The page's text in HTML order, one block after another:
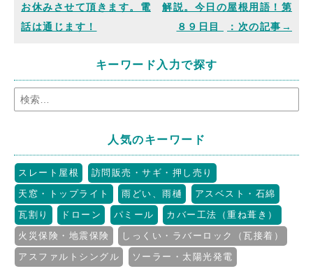
お休みさせて頂きます。電
話は通じます！
解説。今日の屋根用語！第
８９日目
キーワード入力で探す
人気のキーワード
スレート屋根
訪問販売・サギ・押し売り
天窓・トップライト
雨どい、雨樋
アスベスト・石綿
瓦割り
ドローン パミール
カバー工法（重ね葺き）
火災保険・地震保険
しっくい・ラバーロック（瓦接着）
アスファルトシングル
ソーラー・太陽光発電